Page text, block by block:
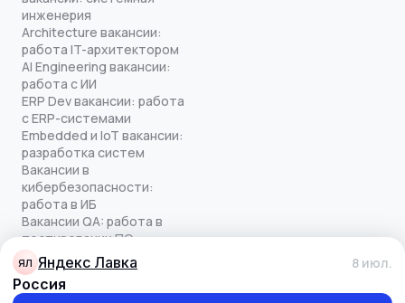
ЯЛ Яндекс Лавка 8 июл.
Россия
инженерия
Architecture вакансии:
работа IT-архитектором
AI Engineering вакансии:
работа с ИИ
ERP Dev вакансии: работа
с ERP-системами
Embedded и IoT вакансии:
разработка систем
Вакансии в
кибербезопасности:
работа в ИБ
Вакансии QA: работа в
тестировании ПО
© quick-offer.ru 2024–2026